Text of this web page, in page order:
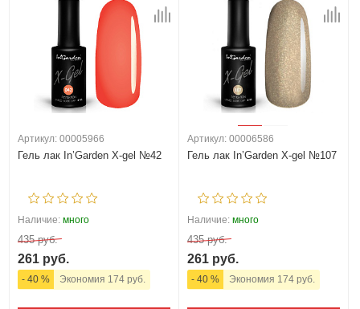
Артикул: 00005966
Гель лак In’Garden X-gel №42
Наличие: много
435 руб.
261 руб.
- 40 % Экономия 174 руб.
Артикул: 00006586
Гель лак In’Garden X-gel №107
Наличие: много
435 руб.
261 руб.
- 40 % Экономия 174 руб.